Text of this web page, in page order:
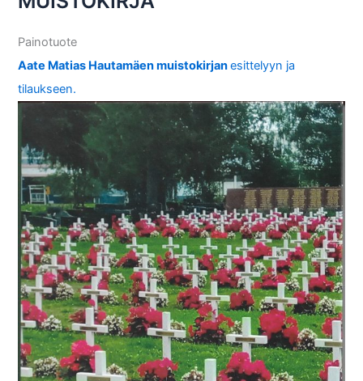
s
s
Painotuote
Aate Matias Hautamäen muistokirjanesittelyyn ja
tilaukseen.